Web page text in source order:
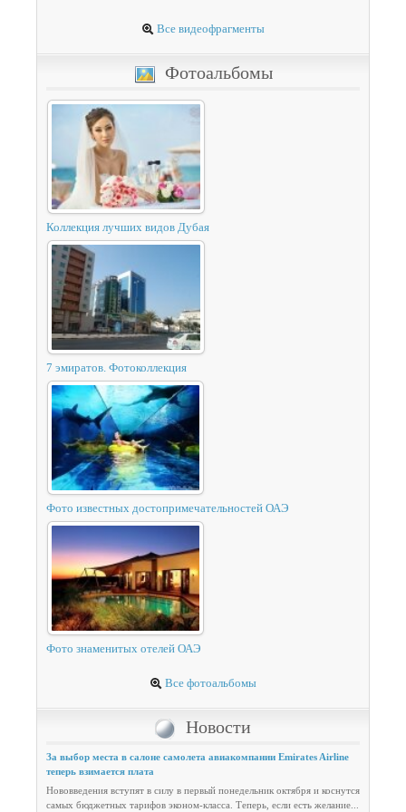
Все видеофрагменты
Фотоальбомы
Коллекция лучших видов Дубая
7 эмиратов. Фотоколлекция
Фото известных достопримечательностей ОАЭ
Фото знаменитых отелей ОАЭ
Все фотоальбомы
Новости
За выбор места в салоне самолета авиакомпании Emirates Airline
теперь взимается плата
Нововведения вступят в силу в первый понедельник октября и коснутся
самых бюджетных тарифов эконом-класса. Теперь, если есть желание...